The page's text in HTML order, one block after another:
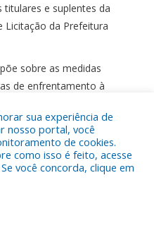
e suplentes da
Licitação da Prefeitura
sobre as medidas
de enfrentamento à
Luto Oficial dia 05 e 06
da Prefeitura Municipal de
Pacajá/Pa
sua experiência de
nosso portal, você
de cookies.
como isso é feito, acesse
Se você concorda, clique em